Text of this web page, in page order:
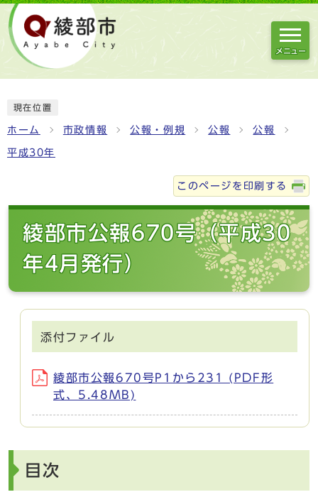
メニュー
現在位置
ホーム 市政情報 公報・例規 公報 公報
平成30年
このページを印刷する
綾部市公報670号（平成30
年4月発行）
添付ファイル
綾部市公報670号P1から231 (PDF形
式、5.48MB)
目次